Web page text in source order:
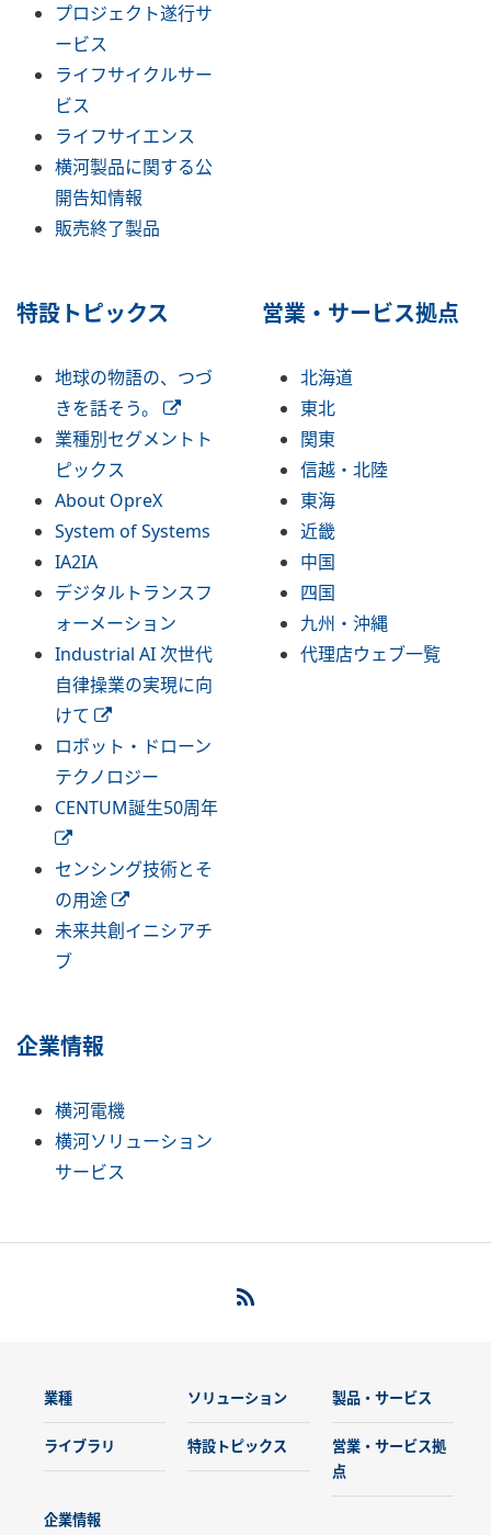
プロジェクト遂行サ
ービス
ライフサイクルサー
ビス
ライフサイエンス
横河製品に関する公
開告知情報
販売終了製品
特設トピックス
地球の物語の、つづ
きを話そう。
業種別セグメントト
ピックス
About OpreX
System of Systems
IA2IA
デジタルトランスフ
ォーメーション
Industrial AI 次世代
自律操業の実現に向
けて
ロボット・ドローン
テクノロジー
CENTUM誕生50周年
センシング技術とそ
の用途
未来共創イニシアチ
ブ
営業・サービス拠点
北海道
東北
関東
信越・北陸
東海
近畿
中国
四国
九州・沖縄
代理店ウェブ一覧
企業情報
横河電機
横河ソリューション
サービス
業種 ソリューション 製品・サービス
ライブラリ 特設トピックス
営業・サービス拠
点
企業情報